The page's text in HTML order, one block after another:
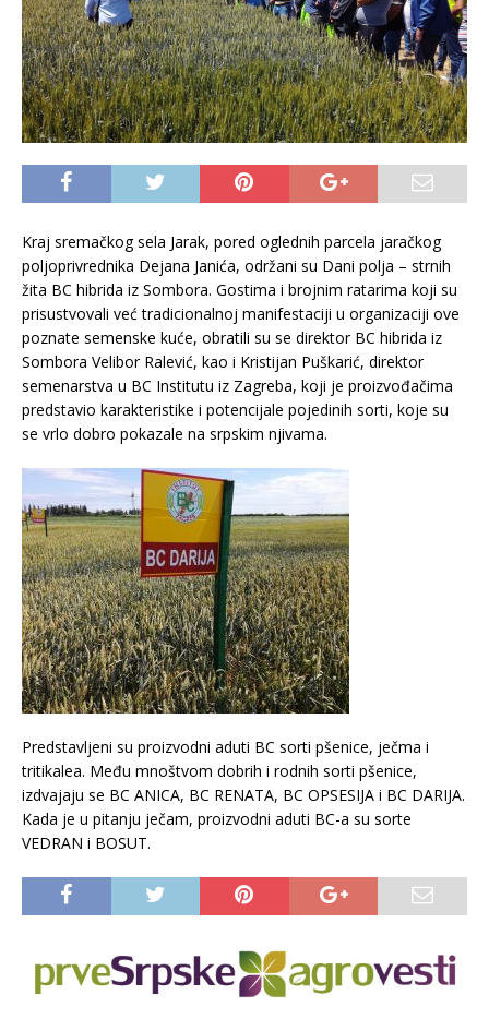
Kraj sremačkog sela Jarak, pored oglednih parcela jaračkog
poljoprivrednika Dejana Janića, održani su Dani polja – strnih
žita BC hibrida iz Sombora. Gostima i brojnim ratarima koji su
prisustvovali već tradicionalnoj manifestaciji u organizaciji ove
poznate semenske kuće, obratili su se direktor BC hibrida iz
Sombora Velibor Ralević, kao i Kristijan Puškarić, direktor
semenarstva u BC Institutu iz Zagreba, koji je proizvođačima
predstavio karakteristike i potencijale pojedinih sorti, koje su
se vrlo dobro pokazale na srpskim njivama.
Predstavljeni su proizvodni aduti BC sorti pšenice, ječma i
tritikalea. Među mnoštvom dobrih i rodnih sorti pšenice,
izdvajaju se BC ANICA, BC RENATA, BC OPSESIJA i BC DARIJA.
Kada je u pitanju ječam, proizvodni aduti BC-a su sorte
VEDRAN i BOSUT.